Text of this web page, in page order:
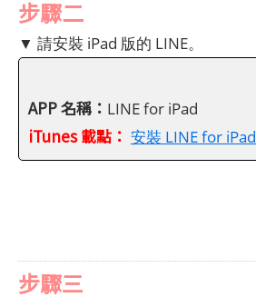
步驟二
▼ 請安裝 iPad 版的 LINE。
APP 名稱： LINE for iPad
iTunes 載點： 安裝 LINE for iPad
步驟三